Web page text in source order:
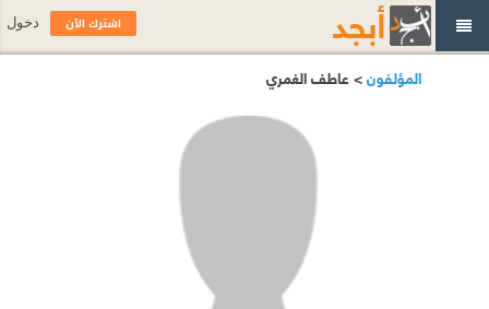
المؤلفون> عاطف الغمري
اشترك الآن دخول